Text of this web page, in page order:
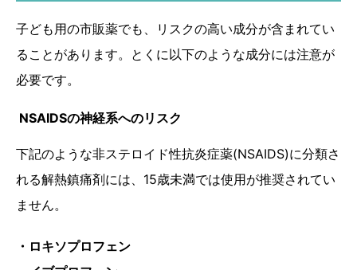
子ども用の市販薬でも、リスクの高い成分が含まれてい
ることがあります。とくに以下のような成分には注意が
必要です。
NSAIDSの神経系へのリスク
下記のような非ステロイド性抗炎症薬(NSAIDS)に分類さ
れる解熱鎮痛剤には、15歳未満では使用が推奨されてい
ません。
・ロキソプロフェン